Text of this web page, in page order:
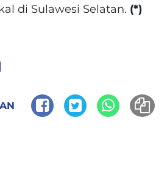
di Sulawesi Selatan. (*)